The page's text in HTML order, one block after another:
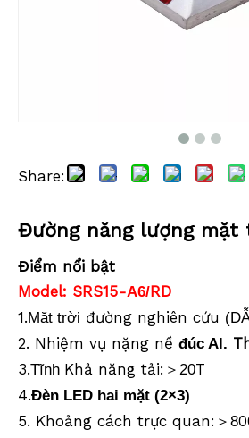
Share:
Đường năng lượng mặt
Điểm nổi bật
Model: SRS15-A6/RD
1.Mặt trời đường nghiên cứu
2. Nhiệm vụ nặng nề đúc Al.
3.Tĩnh Khả năng tải: ＞ 20T
4.Đèn LED hai mặt (2×3)
5. Khoảng cách trực quan: ＞ 8